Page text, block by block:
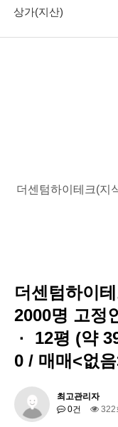
상가(지산)
더센텀하이테크(지
더센텀하이
2000명 고정
· 12평 (약
0 / 매매<없
최고관리자
0건
322